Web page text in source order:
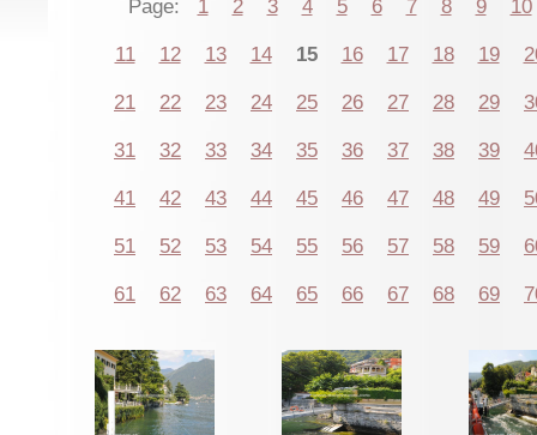
Page: 1 2 3 4 5 6 7 8 9 10
11 12 13 14 15 16 17 18 19
21 22 23 24 25 26 27 28 29
31 32 33 34 35 36 37 38 39
41 42 43 44 45 46 47 48 49
51 52 53 54 55 56 57 58 59
61 62 63 64 65 66 67 68 69